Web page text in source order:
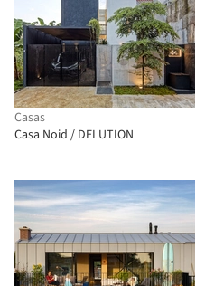
Casas
Casa Noid / DELUTION